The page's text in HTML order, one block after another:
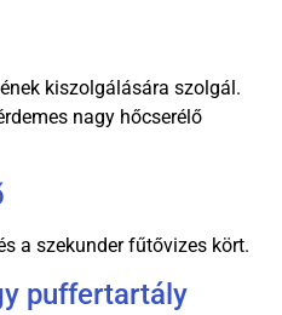
kiszolgálására szolgál.
nagy hőcserélő
a szekunder fűtővizes kört.
puffertartály